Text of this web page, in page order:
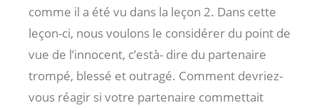
comme il a été vu dans la leçon 2. Dans cette
leçon-ci, nous voulons le considérer du point de
vue de l’innocent, c’està- dire du partenaire
trompé, blessé et outragé. Comment devriez-
vous réagir si votre partenaire commettait